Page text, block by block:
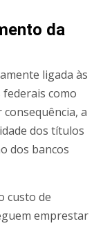
da
ligada às
como
a
dos títulos
dos bancos
custo de
emprestar